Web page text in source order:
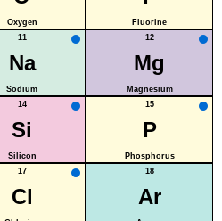
Oxygen
Fluorine
11
Na
Sodium
12
Mg
Magnesium
14
Si
Silicon
15
P
Phosphorus
17
Cl
18
Ar